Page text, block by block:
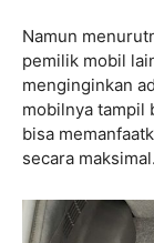
Namun
pemilik mobil
menginginkan
mobilnya tampil
bisa
secara maksimal.